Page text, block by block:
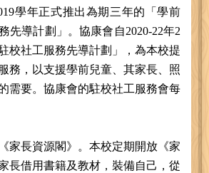
學年正式推出為期三年的「學前
先導計劃」。協康會自2020-22年2
校社工服務先導計劃」，為本校提
務，以支援學前兒童、其家長、照
需要。協康會的駐校社工服務會每
家長資源閣》。本校定期開放《家
長借用書籍及教材，裝備自己，從